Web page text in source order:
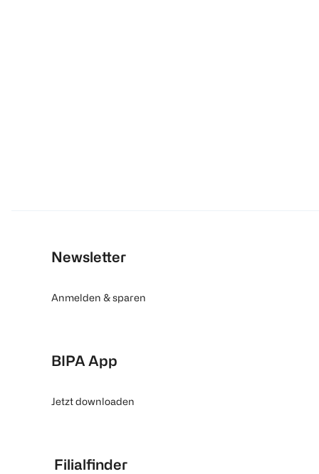
Newsletter
Anmelden & sparen
BIPA App
Jetzt downloaden
Filialfinder